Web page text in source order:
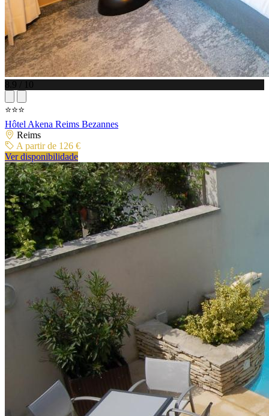
8.9 / 10
⭐⭐⭐
Hôtel Akena Reims Bezannes
Reims
A partir de 126 €
Ver disponibilidade